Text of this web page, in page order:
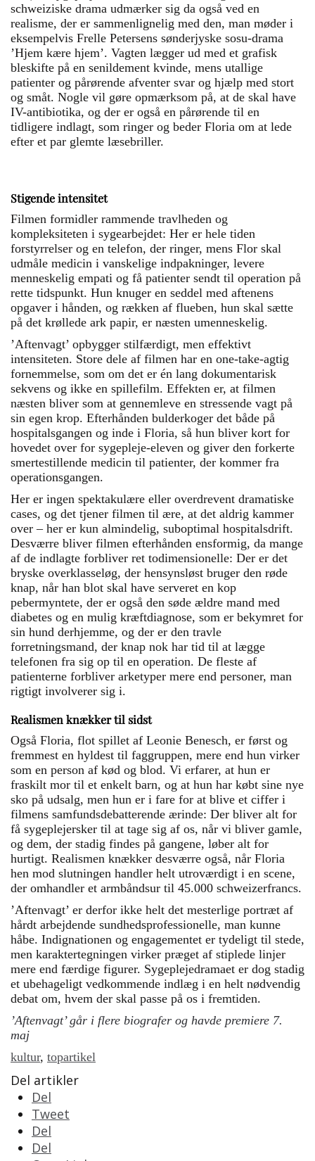
schweiziske drama udmærker sig da også ved en
realisme, der er sammenlignelig med den, man møder i
eksempelvis Frelle Petersens sønderjyske sosu-drama
’Hjem kære hjem’. Vagten lægger ud med et grafisk
bleskifte på en senildement kvinde, mens utallige
patienter og pårørende afventer svar og hjælp med stort
og småt. Nogle vil gøre opmærksom på, at de skal have
IV-antibiotika, og der er også en pårørende til en
tidligere indlagt, som ringer og beder Floria om at lede
efter et par glemte læsebriller.
Stigende intensitet
Filmen formidler rammende travlheden og
kompleksiteten i sygearbejdet: Her er hele tiden
forstyrrelser og en telefon, der ringer, mens Flor skal
udmåle medicin i vanskelige indpakninger, levere
menneskelig empati og få patienter sendt til operation på
rette tidspunkt. Hun knuger en seddel med aftenens
opgaver i hånden, og rækken af flueben, hun skal sætte
på det krøllede ark papir, er næsten umenneskelig.
’Aftenvagt’ opbygger stilfærdigt, men effektivt
intensiteten. Store dele af filmen har en one-take-agtig
fornemmelse, som om det er én lang dokumentarisk
sekvens og ikke en spillefilm. Effekten er, at filmen
næsten bliver som at gennemleve en stressende vagt på
sin egen krop. Efterhånden bulderkoger det både på
hospitalsgangen og inde i Floria, så hun bliver kort for
hovedet over for sygepleje-eleven og giver den forkerte
smertestillende medicin til patienter, der kommer fra
operationsgangen.
Her er ingen spektakulære eller overdrevent dramatiske
cases, og det tjener filmen til ære, at det aldrig kammer
over – her er kun almindelig, suboptimal hospitalsdrift.
Desværre bliver filmen efterhånden ensformig, da mange
af de indlagte forbliver ret todimensionelle: Der er det
bryske overklasseløg, der hensynsløst bruger den røde
knap, når han blot skal have serveret en kop
pebermyntete, der er også den søde ældre mand med
diabetes og en mulig kræftdiagnose, som er bekymret for
sin hund derhjemme, og der er den travle
forretningsmand, der knap nok har tid til at lægge
telefonen fra sig op til en operation. De fleste af
patienterne forbliver arketyper mere end personer, man
rigtigt involverer sig i.
Realismen knækker til sidst
Også Floria, flot spillet af Leonie Benesch, er først og
fremmest en hyldest til faggruppen, mere end hun virker
som en person af kød og blod. Vi erfarer, at hun er
fraskilt mor til et enkelt barn, og at hun har købt sine nye
sko på udsalg, men hun er i fare for at blive et ciffer i
filmens samfundsdebatterende ærinde: Der bliver alt for
få sygeplejersker til at tage sig af os, når vi bliver gamle,
og dem, der stadig findes på gangene, løber alt for
hurtigt. Realismen knækker desværre også, når Floria
hen mod slutningen handler helt utroværdigt i en scene,
der omhandler et armbåndsur til 45.000 schweizerfrancs.
’Aftenvagt’ er derfor ikke helt det mesterlige portræt af
hårdt arbejdende sundhedsprofessionelle, man kunne
håbe. Indignationen og engagementet er tydeligt til stede,
men karaktertegningen virker præget af stiplede linjer
mere end færdige figurer. Sygeplejedramaet er dog stadig
et ubehageligt vedkommende indlæg i en helt nødvendig
debat om, hvem der skal passe på os i fremtiden.
’Aftenvagt’ går i flere biografer og havde premiere 7.
maj
kultur, topartikel
Del artikler
Del
Tweet
Del
Del